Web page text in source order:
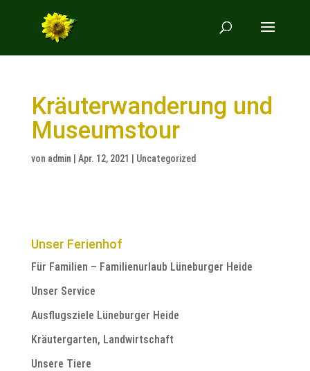
Kräuterwanderung und
Museumstour
von admin Apr. 12, 2021 Uncategorized
Unser Ferienhof
Für Familien – Familienurlaub Lüneburger Heide
Unser Service
Ausflugsziele Lüneburger Heide
Kräutergarten, Landwirtschaft
Unsere Tiere